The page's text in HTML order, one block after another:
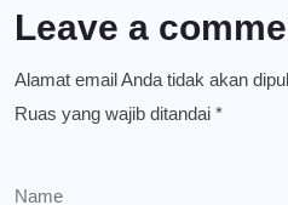
Leave a
Alamat email Anda tidak akan
Ruas yang wajib ditandai *